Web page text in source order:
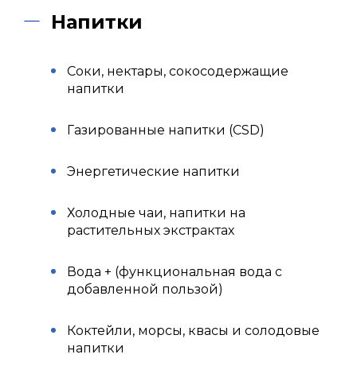
Напитки
Соки, нектары, сокосодержащие
напитки
Газированные напитки (CSD)
Энергетические напитки
Холодные чаи, напитки на
растительных экстрактах
Вода + (функциональная вода с
добавленной пользой)
Коктейли, морсы, квасы и солодовые
напитки